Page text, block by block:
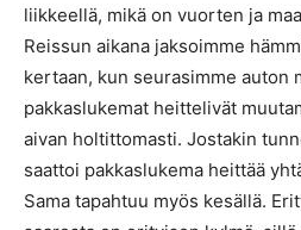
liikkeellä, mikä on vuorten ja
Reissun aikana jaksoimme
kertaan, kun seurasimme auton
pakkaslukemat heittelivät
aivan holtittomasti. Jostakin
saattoi pakkaslukema heittää
Sama tapahtuu myös kesällä.